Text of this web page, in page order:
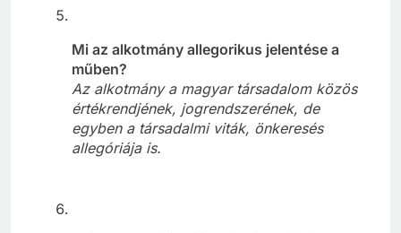
Mi az alkotmány allegorikus jelentése a
műben?
Az alkotmány a magyar társadalom közös
értékrendjének, jogrendszerének, de
egyben a társadalmi viták, önkeresés
allegóriája is.